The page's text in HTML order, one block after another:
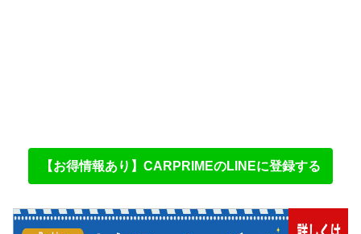
【お得情報あり】CARPRIMEのLINEに登録する